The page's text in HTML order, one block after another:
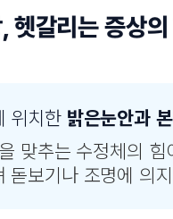
갈리는 증상의
위치한 밝은눈안과
맞추는 수정체의
돋보기나 조명에 의